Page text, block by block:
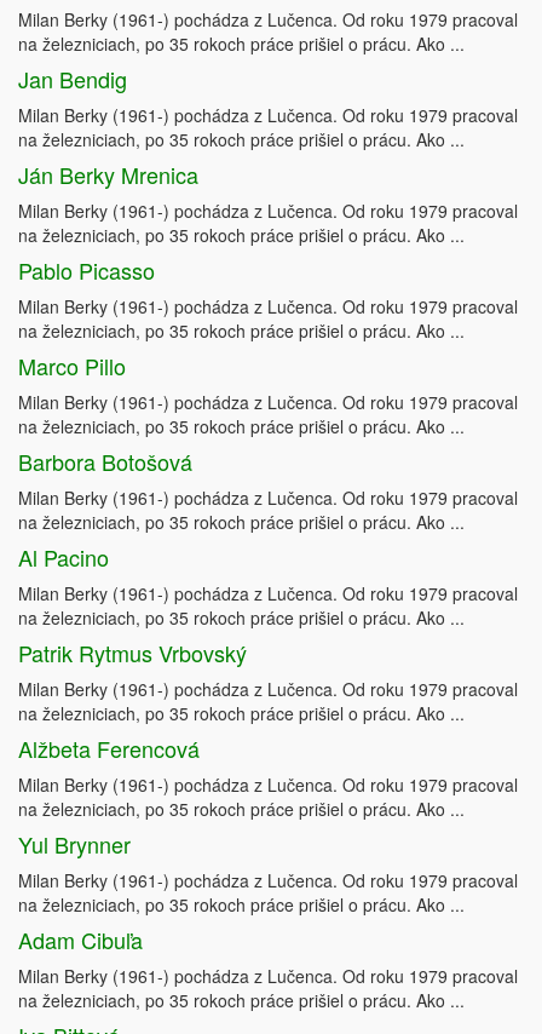
Milan Berky (1961-) pochádza z Lučenca. Od roku 1979 pracoval
na železniciach, po 35 rokoch práce prišiel o prácu. Ako ...
Jan Bendig
Milan Berky (1961-) pochádza z Lučenca. Od roku 1979 pracoval
na železniciach, po 35 rokoch práce prišiel o prácu. Ako ...
Ján Berky Mrenica
Milan Berky (1961-) pochádza z Lučenca. Od roku 1979 pracoval
na železniciach, po 35 rokoch práce prišiel o prácu. Ako ...
Pablo Picasso
Milan Berky (1961-) pochádza z Lučenca. Od roku 1979 pracoval
na železniciach, po 35 rokoch práce prišiel o prácu. Ako ...
Marco Pillo
Milan Berky (1961-) pochádza z Lučenca. Od roku 1979 pracoval
na železniciach, po 35 rokoch práce prišiel o prácu. Ako ...
Barbora Botošová
Milan Berky (1961-) pochádza z Lučenca. Od roku 1979 pracoval
na železniciach, po 35 rokoch práce prišiel o prácu. Ako ...
Al Pacino
Milan Berky (1961-) pochádza z Lučenca. Od roku 1979 pracoval
na železniciach, po 35 rokoch práce prišiel o prácu. Ako ...
Patrik Rytmus Vrbovský
Milan Berky (1961-) pochádza z Lučenca. Od roku 1979 pracoval
na železniciach, po 35 rokoch práce prišiel o prácu. Ako ...
Alžbeta Ferencová
Milan Berky (1961-) pochádza z Lučenca. Od roku 1979 pracoval
na železniciach, po 35 rokoch práce prišiel o prácu. Ako ...
Yul Brynner
Milan Berky (1961-) pochádza z Lučenca. Od roku 1979 pracoval
na železniciach, po 35 rokoch práce prišiel o prácu. Ako ...
Adam Cibuľa
Milan Berky (1961-) pochádza z Lučenca. Od roku 1979 pracoval
na železniciach, po 35 rokoch práce prišiel o prácu. Ako ...